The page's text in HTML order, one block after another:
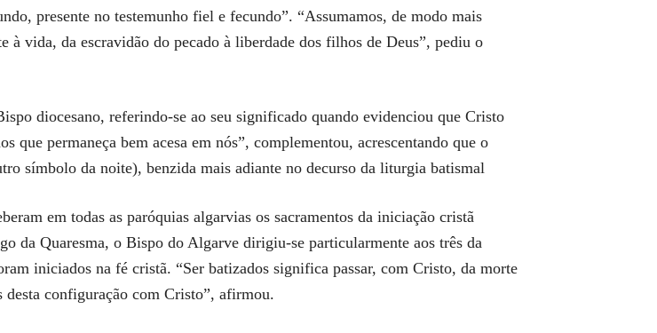
presente no testemunho fiel e fecundo”. “Assumamos, de modo mais
à vida, da escravidão do pecado à liberdade dos filhos de Deus”, pediu o
diocesano, referindo-se ao seu significado quando evidenciou que Cristo
que permaneça bem acesa em nós”, complementou, acrescentando que o
símbolo da noite), benzida mais adiante no decurso da liturgia batismal
em todas as paróquias algarvias os sacramentos da iniciação cristã
da Quaresma, o Bispo do Algarve dirigiu-se particularmente aos três da
iniciados na fé cristã. “Ser batizados significa passar, com Cristo, da morte
desta configuração com Cristo”, afirmou.